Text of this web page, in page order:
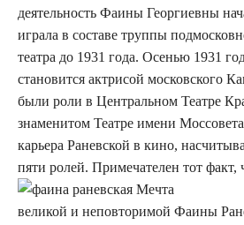
деятельность Фаины Георгиевны
играла в составе труппы
театра до 1931 года. Осенью 1931
становится актрисой московского
были роли в Центральном Театре
знаменитом Театре имени
карьера Раневской в кино,
пяти ролей. Примечателен тот факт,
великой и неповторимой Фаины